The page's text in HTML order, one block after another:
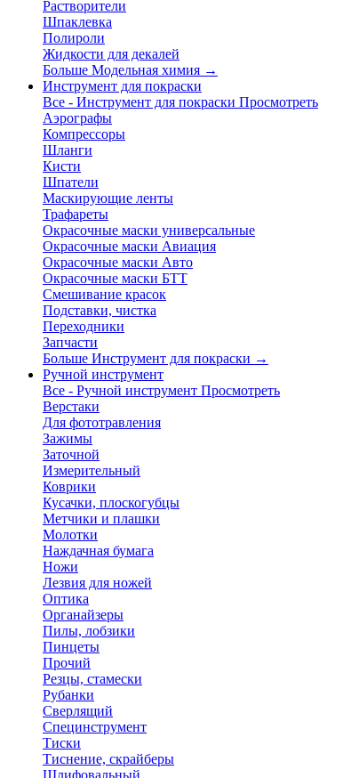
Растворители
Шпаклевка
Полироли
Жидкости для декалей
Больше Модельная химия →
Инструмент для покраски
Все - Инструмент для покраски Просмотреть
Аэрографы
Компрессоры
Шланги
Кисти
Шпатели
Маскирующие ленты
Трафареты
Окрасочные маски универсальные
Окрасочные маски Авиация
Окрасочные маски Авто
Окрасочные маски БТТ
Смешивание красок
Подставки, чистка
Переходники
Запчасти
Больше Инструмент для покраски →
Ручной инструмент
Все - Ручной инструмент Просмотреть
Верстаки
Для фототравления
Зажимы
Заточной
Измерительный
Коврики
Кусачки, плоскогубцы
Метчики и плашки
Молотки
Наждачная бумага
Ножи
Лезвия для ножей
Оптика
Органайзеры
Пилы, лобзики
Пинцеты
Прочий
Резцы, стамески
Рубанки
Сверлящий
Специнструмент
Тиски
Тиснение, скрайберы
Шлифовальный